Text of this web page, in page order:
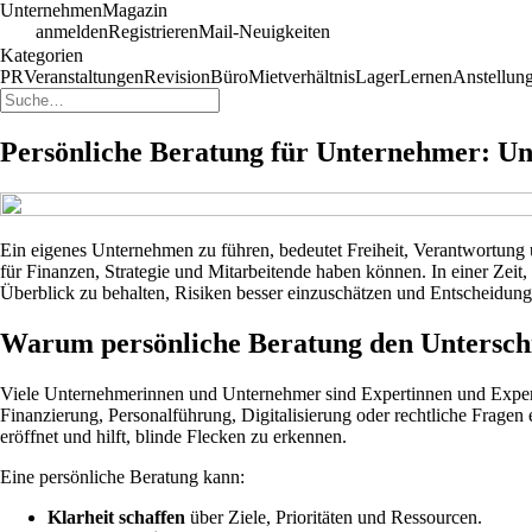
UnternehmenMagazin
anmeldenRegistrierenMail-Neuigkeiten
Kategorien
PRVeranstaltungenRevisionBüroMietverhältnisLagerLernen
Persönliche Beratung für Unternehmer:
Ein eigenes Unternehmen zu führen, bedeutet Freiheit,
für Finanzen, Strategie und Mitarbeitende haben können. In einer
Überblick zu behalten, Risiken besser einzuschätzen und
Warum persönliche Beratung den
Viele Unternehmerinnen und Unternehmer sind Expertinnen und
Finanzierung, Personalführung, Digitalisierung oder rechtliche
eröffnet und hilft, blinde Flecken zu erkennen.
Eine persönliche Beratung kann:
Klarheit schaffen über Ziele, Prioritäten und Ressourcen.